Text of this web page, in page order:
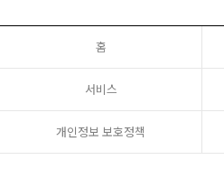
홈
서비스
개인정보 보호정책